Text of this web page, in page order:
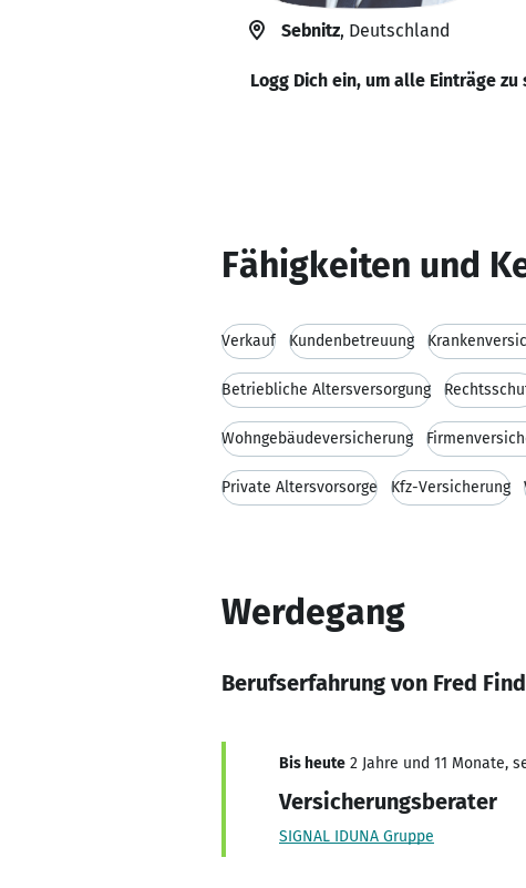
Sebnitz, Deutschland
Logg Dich ein, um alle Einträge zu
Fähigkeiten und
Verkauf Kundenbetreuung
Betriebliche Altersversorgung
Wohngebäudeversicherung
Private Altersvorsorge Kfz-Versicherung
Werdegang
Berufserfahrung von Fred
Bis heute 2 Jahre und 11 Monate,
Versicherungsberater
SIGNAL IDUNA Gruppe